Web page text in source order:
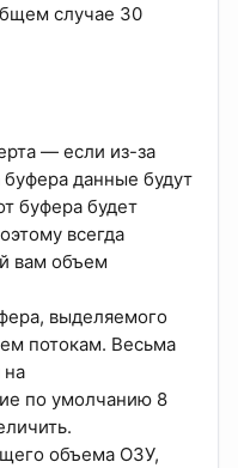
случае 30
— если из-за
данные будут
буфера будет
всегда
вам объем
выделяемого
потокам. Весьма
на
по умолчанию 8
объема ОЗУ,